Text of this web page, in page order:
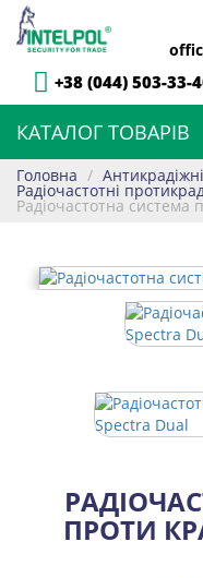
+38 (044) 503-33-
КАТАЛОГ ТОВАРІВ
Головна /
Радіочастотні
Радіочастотна система
ПРОТИ